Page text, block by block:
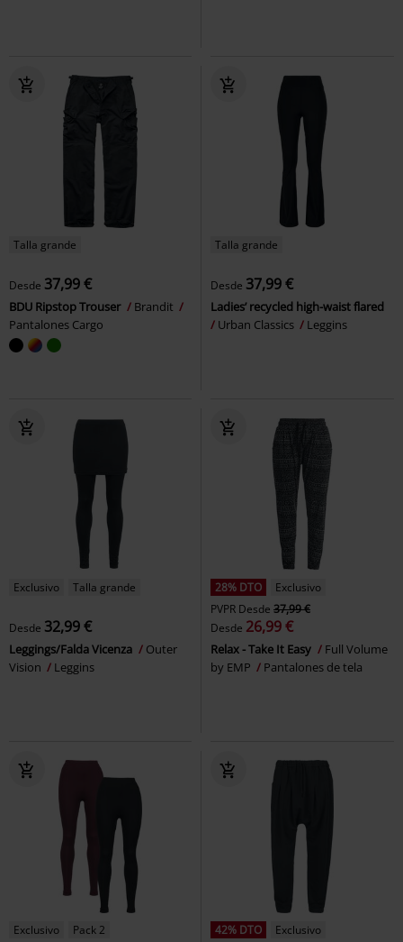
Talla grande
Desde 37,99 €
BDU Ripstop Trouser
Brandit
Pantalones Cargo
Talla grande
Desde 37,99 €
Ladies’ recycled high-waist flared
Urban Classics
Leggins
Exclusivo Talla grande
Desde 32,99 €
Leggings/Falda Vicenza
Outer
Vision
Leggins
28% DTO
Exclusivo
PVPR Desde 37,99 €
Desde 26,99 €
Relax - Take It Easy
Full Volume
by EMP
Pantalones de tela
Exclusivo Pack 2 42% DTO
Exclusivo